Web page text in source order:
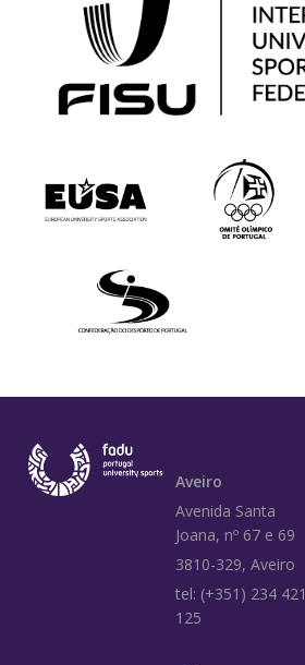
Aveiro
Avenida Santa
Joana, nº 67 e 69
3810-329, Aveiro
tel: (+351) 234 421
125